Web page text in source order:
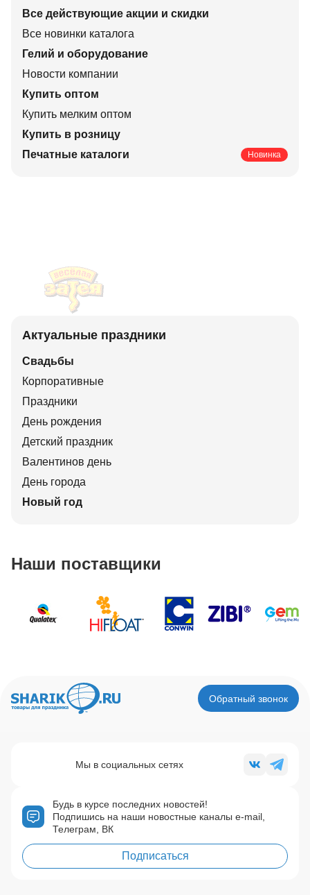
Все действующие акции и скидки
Все новинки каталога
Гелий и оборудование
Новости компании
Купить оптом
Купить мелким оптом
Купить в розницу
Печатные каталоги
Новинка
Актуальные праздники
Свадьбы
Корпоративные
Праздники
День рождения
Детский праздник
Валентинов день
День города
Новый год
Наши поставщики
Обратный звонок
Будь в курсе последних новостей!
Подпишись на наши новостные каналы e-mail,
Телеграм, ВК
Подписаться
Мы в социальных сетях